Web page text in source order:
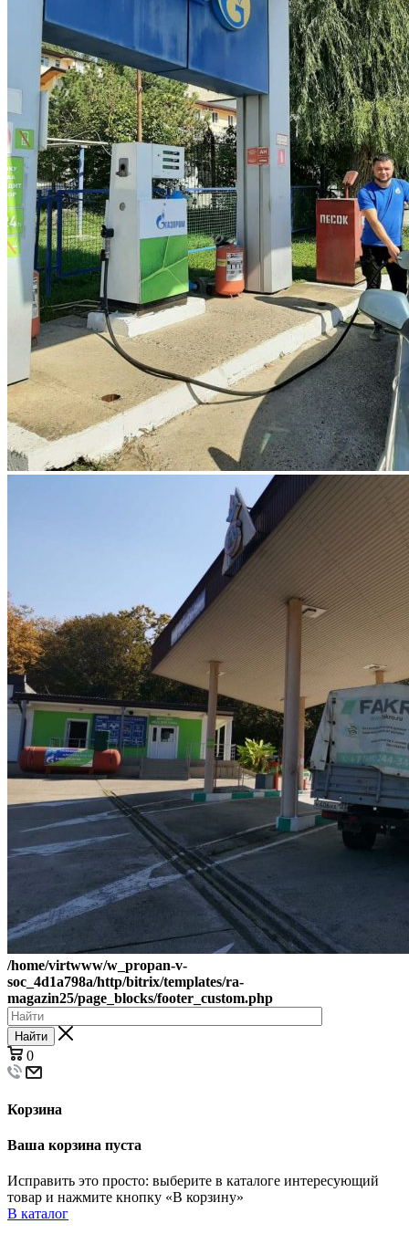
/home/virtwww/w_propan-v-
soc_4d1a798a/http/bitrix/templates/ra-
magazin25/page_blocks/footer_custom.php
Найти
0
Корзина
Ваша корзина пуста
Исправить это просто: выберите в каталоге интересующий
товар и нажмите кнопку «В корзину»
В каталог